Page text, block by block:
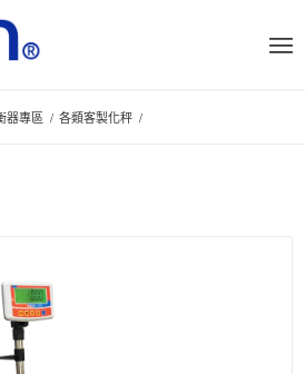
器專區 / 各類客製化秤 /